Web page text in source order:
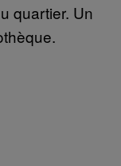
quartier. Un